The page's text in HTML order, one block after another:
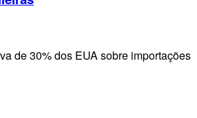
de 30% dos EUA sobre importações